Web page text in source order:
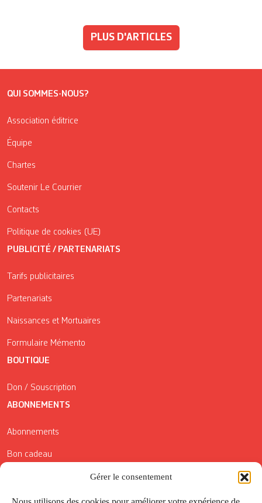
Gérer le consentement
PLUS D'ARTICLES
QUI SOMMES-NOUS?
Association éditrice
Équipe
Chartes
Soutenir Le Courrier
Contacts
Politique de cookies (UE)
PUBLICITÉ / PARTENARIATS
Tarifs publicitaires
Partenariats
Naissances et Mortuaires
Formulaire Mémento
BOUTIQUE
Don / Souscription
ABONNEMENTS
Abonnements
Bon cadeau
Conditions générales de vente
Réductions de la Carte Côté Courrier